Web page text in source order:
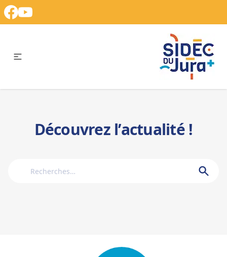
Découvrez l’actualité !